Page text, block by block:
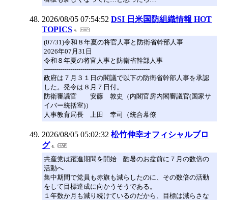
2026/08/05 07:54:52 DSI 日米国防組織情報 HOT
TOPICS
(07/31)令和８年夏の将官人事と防衛省幹部人事
2026年07月31日
令和８年夏の将官人事と防衛省幹部人事
----------------------------------------------------
政府は７月３１日の閣議で以下の防衛省幹部人事を承認
した。発令は８月７日付。
防衛審議官 安藤 敦史（内閣官房内閣審議官(国家サ
イバー統括室)）
人事教育局長 上田 幸司（統合幕僚
2026/08/05 05:02:32 松竹伸幸オフィシャルブロ
グ
共産党は躍進期間を開始 酷暑のお盆前に７月の数倍の
活動へ
集中期間で党員も赤旗も減らしたのに、その数倍の活動
をして目標達成に向かうそうである。
１年数か月も減り続けているのだから、目標は減らさな